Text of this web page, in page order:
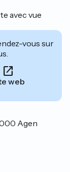
avec vue
vous sur
web
Agen